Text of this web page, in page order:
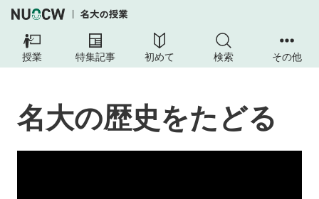
授業 特集記事 初めて 検索 その他
の
名大の歴史をたどる